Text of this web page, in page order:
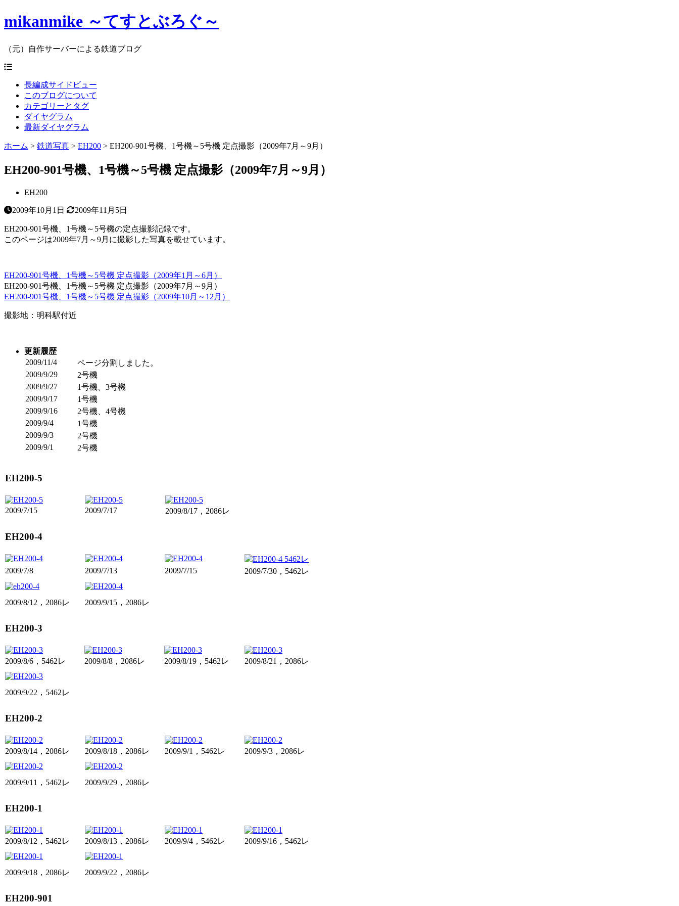
mikanmike ～てすとぶろぐ～
（元）自作サーバーによる鉄道ブログ
長編成サイドビュー
このブログについて
カテゴリーとタグ
ダイヤグラム
最新ダイヤグラム
ホーム > 鉄道写真 > EH200 > EH200-901号機、1号機～5号機 定点撮影（2009年7月～9月）
EH200-901号機、1号機～5号機 定点撮影（2009年7月～9月）
EH200
2009年10月1日 2009年11月5日
EH200-901号機、1号機～5号機の定点撮影記録です。
このページは2009年7月～9月に撮影した写真を載せています。
EH200-901号機、1号機～5号機 定点撮影（2009年1月～6月）
EH200-901号機、1号機～5号機 定点撮影（2009年7月～9月）
EH200-901号機、1号機～5号機 定点撮影（2009年10月～12月）
撮影地：明科駅付近
更新履歴
2009/11/4
ページ分割しました。
2009/9/29
2号機
2009/9/27
1号機、3号機
2009/9/17
1号機
2009/9/16
2号機、4号機
2009/9/4
1号機
2009/9/3
2号機
2009/9/1
2号機
EH200-5
2009/7/15 2009/7/17 2009/8/17，2086レ
EH200-4
2009/7/8 2009/7/13 2009/7/15 2009/7/30，5462レ
2009/8/12，2086レ 2009/9/15，2086レ
EH200-3
2009/8/6，5462レ 2009/8/8，2086レ 2009/8/19，5462レ 2009/8/21，2086レ
2009/9/22，5462レ
EH200-2
2009/8/14，2086レ 2009/8/18，2086レ 2009/9/1，5462レ 2009/9/3，2086レ
2009/9/11，5462レ 2009/9/29，2086レ
EH200-1
2009/8/12，5462レ 2009/8/13，2086レ 2009/9/4，5462レ 2009/9/16，5462レ
2009/9/18，2086レ 2009/9/22，2086レ
EH200-901